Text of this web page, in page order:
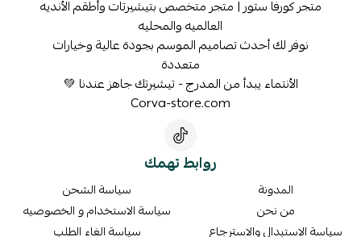
متجر كورفا ستور | متجر متخصص بتيشيرتات وأطقم الأنديه
العالميه والمحليه
نوفر لك أحدث تصاميم الموسم بجودة عالية وخيارات
متعددة
الأنتماء يبدأ من المدرج - تيشيرتك جاهز عندنا 💚
Corva-store.com
روابط تهمك
المدونة
من نحن
سياسة الاستبدال والاسترجاع
سياسة الشحن
سياسة الاستخدام و الخصوصيه
سياسة الغاء الطلب